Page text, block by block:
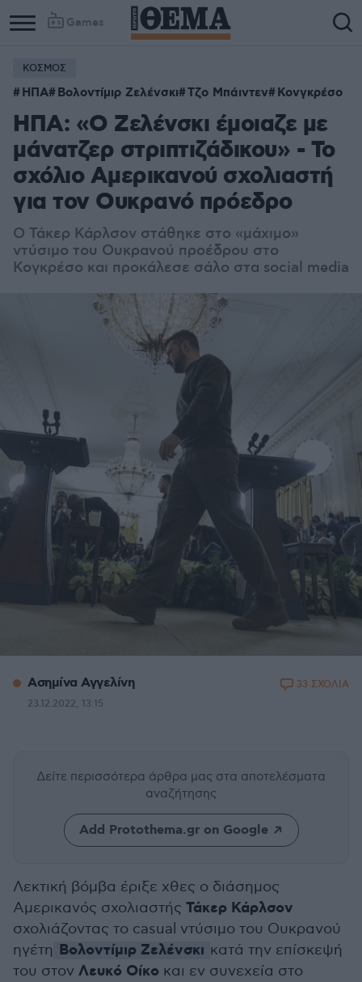
Games
ΚΟΣΜΟΣ
ΗΠΑ Βολοντίμιρ Ζελένσκι Τζο Μπάιντεν Κονγκρέσο
ΗΠΑ: «Ο Ζελένσκι έμοιαζε με
μάνατζερ στριπτιζάδικου» - Το
σχόλιο Αμερικανού σχολιαστή
για τον Ουκρανό πρόεδρο
Ο Τάκερ Κάρλσον στάθηκε στο «μάχιμο»
ντύσιμο του Ουκρανού προέδρου στο
Κογκρέσο και προκάλεσε σάλο στα social media
Ασημίνα Αγγελίνη
23.12.2022, 13:15
33 ΣΧΟΛΙΑ
Δείτε περισσότερα άρθρα μας στα αποτελέσματα
αναζήτησης
Add Protothema.gr on Google
Λεκτική βόμβα έριξε χθες ο διάσημος
Αμερικανός σχολιαστής Τάκερ Κάρλσον
σχολιάζοντας το casual ντύσιμο του Ουκρανού
ηγέτη Βολοντίμιρ Ζελένσκι κατά την επίσκεψή
του στον Λευκό Οίκο και εν συνεχεία στο